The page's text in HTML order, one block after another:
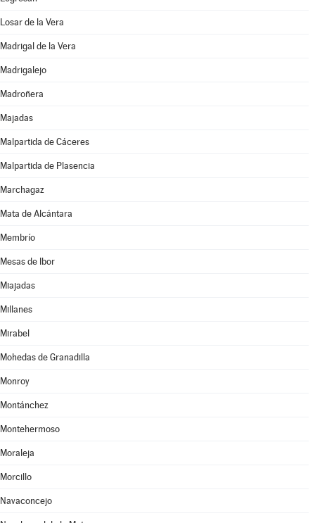
Losar de la Vera
Madrigal de la Vera
Madrigalejo
Madroñera
Majadas
Malpartida de Cáceres
Malpartida de Plasencia
Marchagaz
Mata de Alcántara
Membrío
Mesas de Ibor
Miajadas
Millanes
Mirabel
Mohedas de Granadilla
Monroy
Montánchez
Montehermoso
Moraleja
Morcillo
Navaconcejo